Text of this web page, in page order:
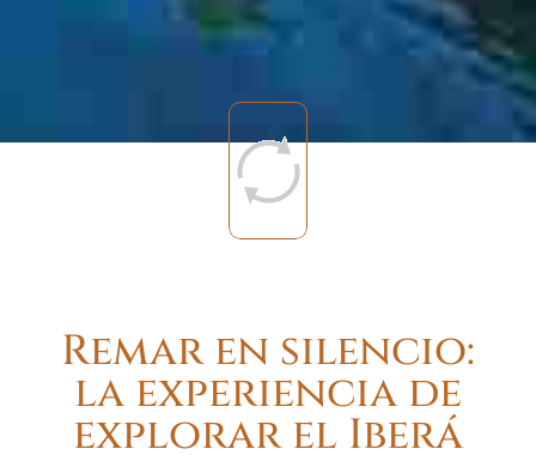
Remar en silencio:
la experiencia de
explorar el Iberá